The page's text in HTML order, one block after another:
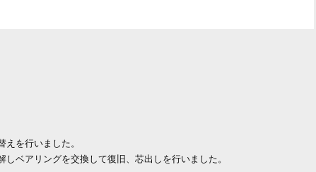
を行いました。
ベアリングを交換して復旧、芯出しを行いました。